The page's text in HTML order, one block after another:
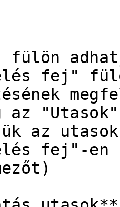
fülön
fej"
az
az
fej"-